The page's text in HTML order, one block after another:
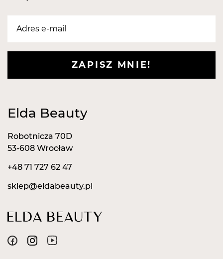
ZAPISZ MNIE!
Elda Beauty
Robotnicza 70D
53-608 Wrocław
+48 71 727 62 47
sklep@eldabeauty.pl